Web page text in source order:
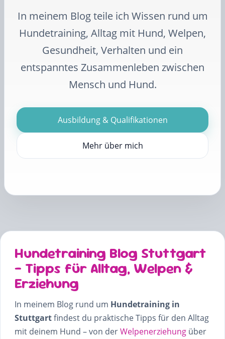
In meinem Blog teile ich Wissen rund um
Hundetraining, Alltag mit Hund, Welpen,
Gesundheit, Verhalten und ein
entspanntes Zusammenleben zwischen
Mensch und Hund.
Ausbildung & Qualifikationen
Mehr über mich
Hundetraining Blog Stuttgart
– Tipps für Alltag, Welpen &
Erziehung
In meinem Blog rund um Hundetraining in
Stuttgartfindest du praktische Tipps für den Alltag
mit deinem Hund – von derWelpenerziehung über